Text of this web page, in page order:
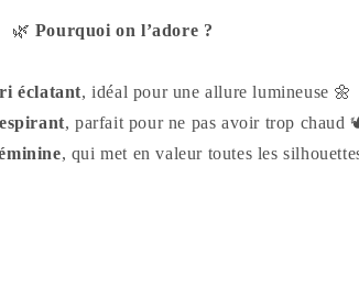
🌿 Pourquoi on l’adore ?
éclatant, idéal pour une allure lumineuse 🌼
, parfait pour ne pas avoir trop chaud
, qui met en valeur toutes les